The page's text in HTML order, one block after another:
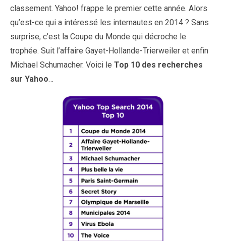
classement. Yahoo! frappe le premier cette année. Alors
qu’est-ce qui a intéressé les internautes en 2014 ? Sans
surprise, c’est la Coupe du Monde qui décroche le
trophée. Suit l’affaire Gayet-Hollande-Trierweiler et enfin
Michael Schumacher. Voici le Top 10 des recherches
sur Yahoo…